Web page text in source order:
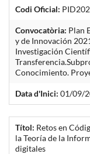
Codi Oficial:
Convocatòria: Plan
y de Innovación
Investigación
Conocimiento.
Data d'Inici: 01/09/
Títol: Retos en
la Teoría de la
digitales